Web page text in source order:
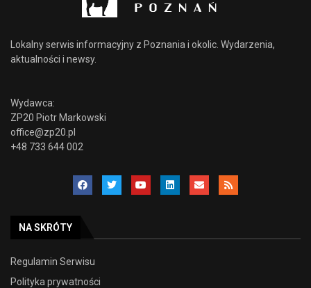
Lokalny serwis informacyjny z Poznania i okolic. Wydarzenia,
aktualności i newsy.
Wydawca:
ZP20 Piotr Markowski
office@zp20.pl
+48 733 644 002
NA SKRÓTY
Regulamin Serwisu
Polityka prywatności